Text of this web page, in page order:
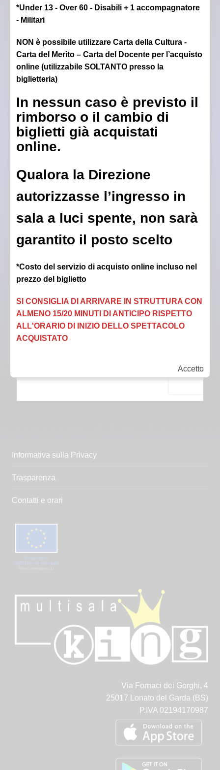
Informativa sulla Privacy
Trasparenza
Contatti e orari
Via Fornaci dei Gorghi, 4
25017 Lonato del Garda (BS)
P.IVA 02194170987
Accetto
*Under 13 - Over 60 - Disabili + 1 accompagnatore
- Militari
NON è possibile utilizzare Carta della Cultura -
Carta del Merito – Carta del Docente per l’acquisto
online (utilizzabile SOLTANTO presso la
biglietteria)
In nessun caso è previsto il
rimborso o il cambio di
biglietti già acquistati
online.
Qualora la Direzione
autorizzasse l’ingresso in
sala a luci spente, non sarà
garantito il posto scelto
*Costo del servizio di acquisto online incluso nel
prezzo del biglietto
SI CONSIGLIA DI ARRIVARE IN STRUTTURA CON
ALMENO 15/20 MINUTI DI ANTICIPO RISPETTO
ALL'ORARIO DI INIZIO DELLO SPETTACOLO
ACQUISTATO